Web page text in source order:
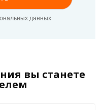
вы станете